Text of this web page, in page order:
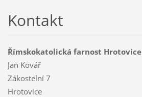
Kontakt
Římskokatolická farnost Hrotovice
Jan Kovář
Zákostelní 7
Hrotovice